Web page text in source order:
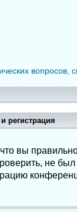
вопросов,
регистрация
вы
не